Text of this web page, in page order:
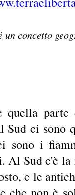
un concetto
quella
Sud ci sono
sono i
Al Sud c'è
e le